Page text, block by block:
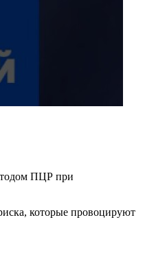
ПЦР при
которые провоцируют